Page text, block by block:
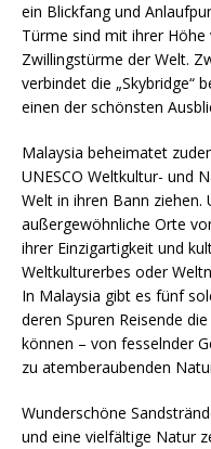
ein Blickfang und
Türme sind mit ihrer
Zwillingstürme der Welt.
verbindet die „Skybridge“
einen der schönsten
Malaysia beheimatet
UNESCO Weltkultur- und
Welt in ihren Bann ziehen.
außergewöhnliche Orte
ihrer Einzigartigkeit und
Weltkulturerbes oder
In Malaysia gibt es fünf
deren Spuren Reisende
können – von fesselnder
zu atemberaubenden
Wunderschöne
und eine vielfältige Natur